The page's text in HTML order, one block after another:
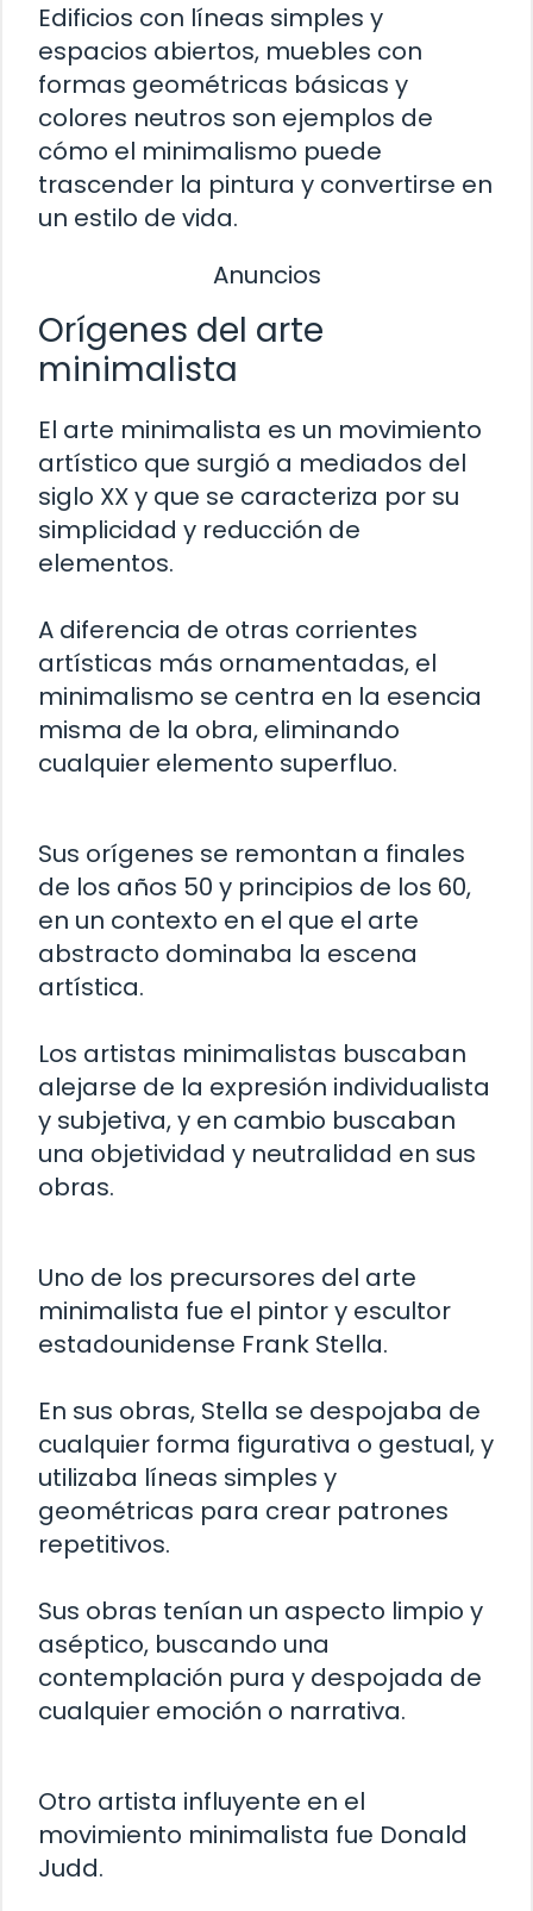
Edificios con líneas simples y
espacios abiertos, muebles con
formas geométricas básicas y
colores neutros son ejemplos de
cómo el minimalismo puede
trascender la pintura y convertirse en
un estilo de vida.
Anuncios
Orígenes del arte
minimalista
El arte minimalista es un movimiento
artístico que surgió a mediados del
siglo XX y que se caracteriza por su
simplicidad y reducción de
elementos.
A diferencia de otras corrientes
artísticas más ornamentadas, el
minimalismo se centra en la esencia
misma de la obra, eliminando
cualquier elemento superfluo.
Sus orígenes se remontan a finales
de los años 50 y principios de los 60,
en un contexto en el que el arte
abstracto dominaba la escena
artística.
Los artistas minimalistas buscaban
alejarse de la expresión individualista
y subjetiva, y en cambio buscaban
una objetividad y neutralidad en sus
obras.
Uno de los precursores del arte
minimalista fue el pintor y escultor
estadounidense Frank Stella.
En sus obras, Stella se despojaba de
cualquier forma figurativa o gestual, y
utilizaba líneas simples y
geométricas para crear patrones
repetitivos.
Sus obras tenían un aspecto limpio y
aséptico, buscando una
contemplación pura y despojada de
cualquier emoción o narrativa.
Otro artista influyente en el
movimiento minimalista fue Donald
Judd.